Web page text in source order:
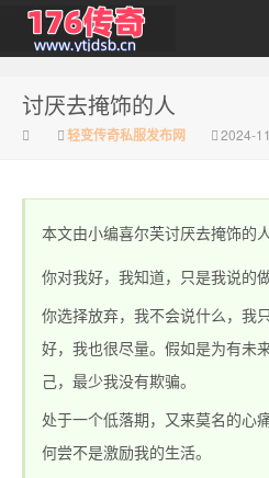
传奇私发布
1.76_1.76传奇sf网
讨厌去掩饰的人
轻变传奇私服发布网 2024-
本文由小编喜尔芙讨厌去掩饰的
你对我好，我知道，只是我说的
你选择放弃，我不会说什么，我
好，我也很尽量。假如是为有未
己，最少我没有欺骗。
处于一个低落期，又来莫名的心
何尝不是激励我的生活。